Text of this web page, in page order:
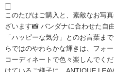
このたびはご購入と、素敵なお写
ざいます📸 バンダナに合わせた自
「ハッピーな気分」とのお言葉ま
らではのやわらかな輝きは、フォ
コーディネートで色々楽しんでく
けているご様子に、ANTIQUE